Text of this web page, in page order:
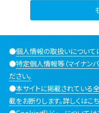
●個人情報の取扱いについて
●特定個人情報等（マイナン
ださい。
●本サイトに掲載されている
載をお断りします。詳しくはこち